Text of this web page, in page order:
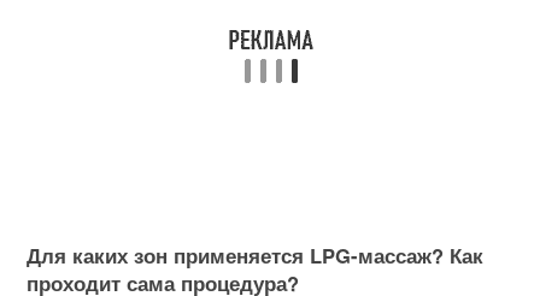
Для каких зон применяется LPG-массаж? Как
проходит сама процедура?